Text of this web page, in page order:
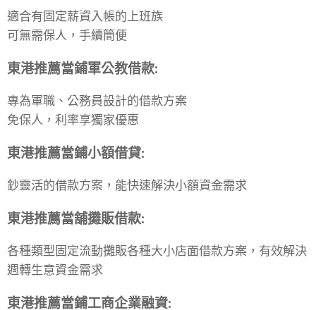
適合有固定薪資入帳的上班族
可無需保人，手續簡便
東港推薦當鋪軍公教借款:
專為軍職、公務員設計的借款方案
免保人，利率享獨家優惠
東港推薦當鋪小額借貸:
鈔靈活的借款方案，能快速解決小額資金需求
東港推薦當舖攤販借款:
各種類型固定流動攤販各種大小店面借款方案，有效解決
週轉生意資金需求
東港推薦當鋪工商企業融資: